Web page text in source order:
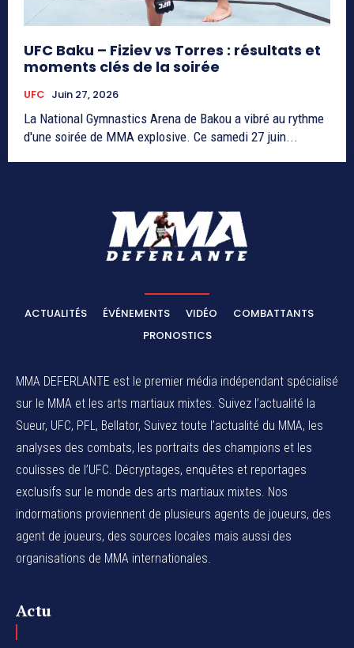
UFC Baku – Fiziev vs Torres : résultats et
moments clés de la soirée
UFC Juin 27, 2026
La National Gymnastics Arena de Bakou a vibré au rythme
d'une soirée de MMA explosive. Ce samedi 27 juin...
ACTUALITÉS ÉVÉNEMENTS VIDÉO
COMBATTANTS
PRONOSTICS
MMA DEFERLANTE est le premier média indépendant spécialisé
sur le MMA et les arts martiaux mixtes. Suivez l’actualité la
Sueur, UFC, PFL, Bellator, Suivez toute l’actualité du MMA, les
analyses des combats, les portraits des champions et les
coulisses de l’UFC. Décryptages, enquêtes et reportages
exclusifs sur le monde des arts martiaux mixtes. Nos
indormations proviennent de plusieurs agents de joueurs, des
agent de joueurs, des sources locales mais aussi des
organisations de MMA internationales.
Actu